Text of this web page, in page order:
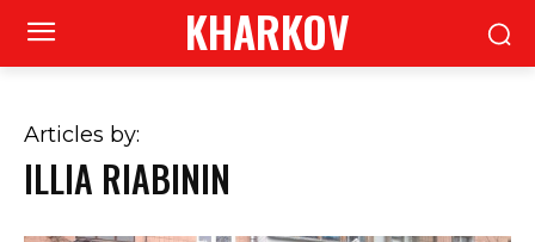
KHARKOV
Articles by:
ILLIA RIABININ